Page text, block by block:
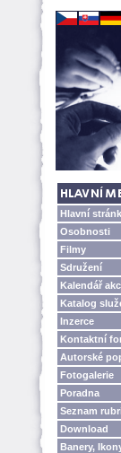
Hlavní
Osobnosti
Filmy
Sdružení
Kalendář
Katalog
Inzerce
Kontaktní
Autorské
Fotogalerie
Poradna
Seznam
Download
Banery,